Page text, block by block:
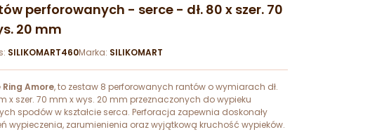
perforowanych - serce - dł. 80 x szer. 70
20 mm
SILIKOMART460Marka: SILIKOMART
Amore, to zestaw 8 perforowanych rantów o wymiarach dł.
x szer. 70 mm x wys. 20 mm przeznaczonych do wypieku
spodów w kształcie serca. Perforacja zapewnia doskonały
wypieczenia, zarumienienia oraz wyjątkową kruchość wypieków.